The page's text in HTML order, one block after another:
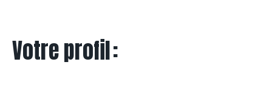
Votre profil :